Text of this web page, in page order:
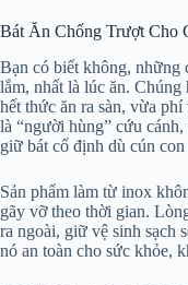
Bát Ăn Chống Trượt Cho
Bạn có biết không, những
lắm, nhất là lúc ăn.
hết thức ăn ra sàn, vừa
là “người hùng” cứu cánh,
giữ bát cố định dù cún
Sản phẩm làm từ inox
gãy vỡ theo thời gian.
ra ngoài, giữ vệ sinh sạch
nó an toàn cho sức khỏe,